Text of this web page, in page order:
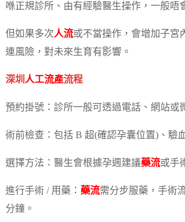
喺正規診所、由有經驗醫生操作，一般唔
但如果多次人流或不當操作，會增加子宮
連風險，對未來生育有影響。
深圳 人工流產流程
預約掛號：診所一般可透過電話、網站或
術前檢查：包括 B 超(確認孕囊位置)、驗
選擇方法：醫生會根據孕週建議藥流或手
進行手術 / 用藥： 藥流需分步服藥，手術
分鐘。